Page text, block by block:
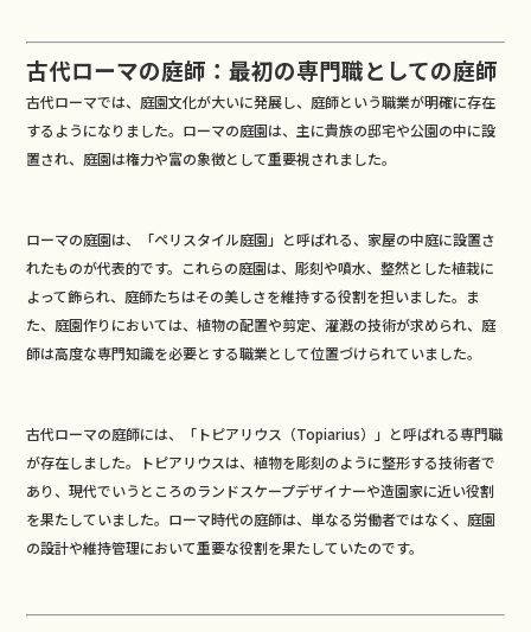
古代ローマの庭師：最初の専門職としての庭師
古代ローマでは、庭園文化が大いに発展し、庭師という職業が明確に存在
するようになりました。ローマの庭園は、主に貴族の邸宅や公園の中に設
置され、庭園は権力や富の象徴として重要視されました。
ローマの庭園は、「ペリスタイル庭園」と呼ばれる、家屋の中庭に設置さ
れたものが代表的です。これらの庭園は、彫刻や噴水、整然とした植栽に
よって飾られ、庭師たちはその美しさを維持する役割を担いました。ま
た、庭園作りにおいては、植物の配置や剪定、灌漑の技術が求められ、庭
師は高度な専門知識を必要とする職業として位置づけられていました。
古代ローマの庭師には、「トピアリウス（Topiarius）」と呼ばれる専門職
が存在しました。トピアリウスは、植物を彫刻のように整形する技術者で
あり、現代でいうところのランドスケープデザイナーや造園家に近い役割
を果たしていました。ローマ時代の庭師は、単なる労働者ではなく、庭園
の設計や維持管理において重要な役割を果たしていたのです。